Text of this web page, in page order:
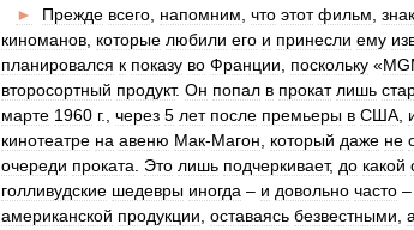
►
Прежде всего напомним что этот фильм
киноманов которые любили его и принесли ему
планировался к показу во Франции поскольку «
второсортный продукт. Он попал в прокат лишь
марте 1960 г., через 5 лет после премьеры в США
кинотеатре на авеню Мак-Магон который даже не
очереди проката Это лишь подчеркивает, до какой
голливудские шедевры иногда – и довольно часто –
американской продукции оставаясь безвестными